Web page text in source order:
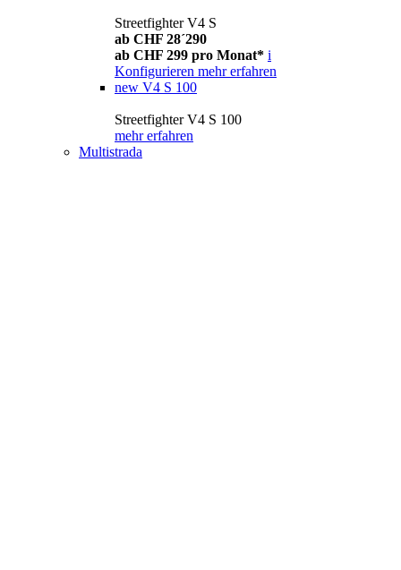
Streetfighter V4 S
ab CHF 28´290
ab CHF 299 pro Monat* i
Konfigurieren mehr erfahren
new V4 S 100
Streetfighter V4 S 100
mehr erfahren
Multistrada